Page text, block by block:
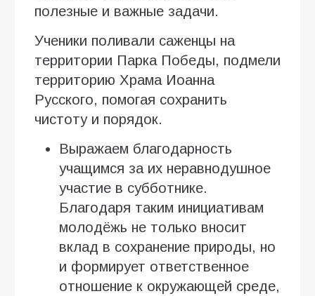
полезные и важные задачи.
Ученики поливали саженцы на
территории Парка Победы, подмели
территорию Храма Иоанна
Русского, помогая сохранить
чистоту и порядок.
Выражаем благодарность
учащимся за их неравнодушное
участие в субботнике.
Благодаря таким инициативам
молодёжь не только вносит
вклад в сохранение природы, но
и формирует ответственное
отношение к окружающей среде,